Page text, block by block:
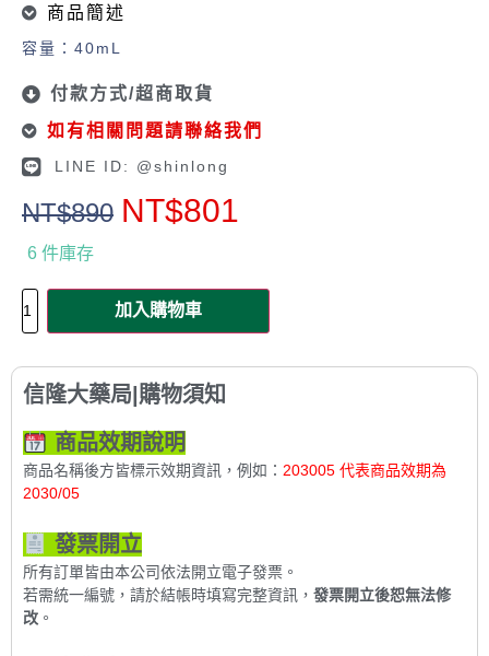
商品簡述
容量：40mL
付款方式/超商取貨
如有相關問題請聯絡我們
LINE ID: @shinlong
NT$890 NT$801
6 件庫存
加入購物車
信隆大藥局|購物須知
商品效期說明
商品名稱後方皆標示效期資訊，例如： 203005 代表商品效期為
2030/05
發票開立
所有訂單皆由本公司依法開立電子發票。
若需統一編號，請於結帳時填寫完整資訊， 發票開立後恕無法修
改 。